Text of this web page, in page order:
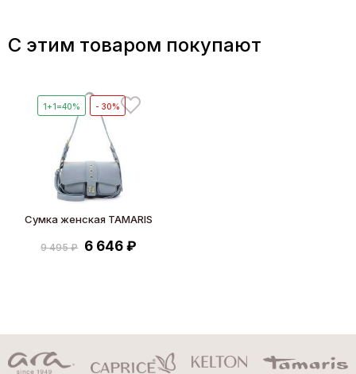
C этим товаром покупают
1+1=40% - 30%
Сумка женская TAMARIS
9 495 ₽ 6 646 ₽